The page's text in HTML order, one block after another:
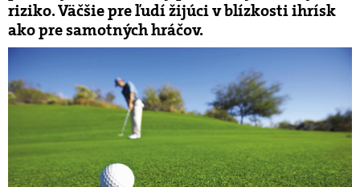
riziko. Väčšie pre ľudí žijúci v blízkosti ihrísk
ako pre samotných hráčov.